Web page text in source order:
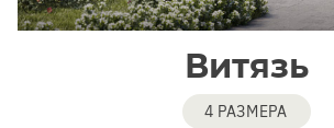
Витязь
4 РАЗМЕРА